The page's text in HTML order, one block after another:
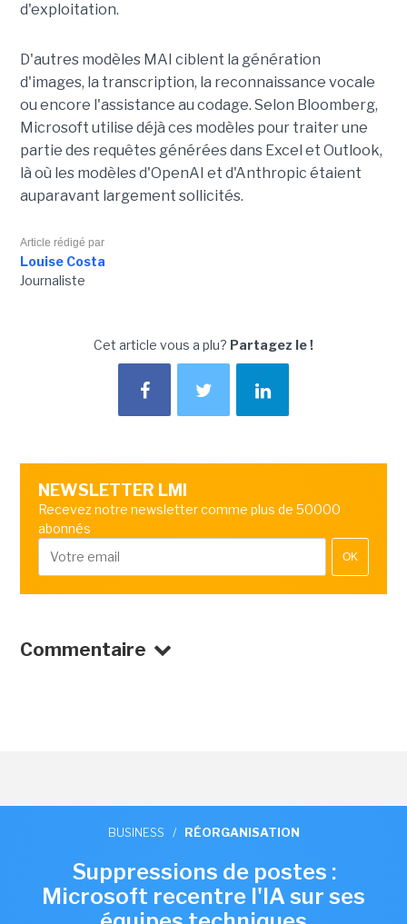
d'exploitation.
D'autres modèles MAI ciblent la génération
d'images, la transcription, la reconnaissance vocale
ou encore l'assistance au codage. Selon Bloomberg,
Microsoft utilise déjà ces modèles pour traiter une
partie des requêtes générées dans Excel et Outlook,
là où les modèles d'OpenAI et d'Anthropic étaient
auparavant largement sollicités.
Article rédigé par
Louise Costa
Journaliste
Cet article vous a plu? Partagez le !
NEWSLETTER LMI
Recevez notre newsletter comme plus de 50000
abonnés
OK
Commentaire
BUSINESS / RÉORGANISATION
Suppressions de postes :
Microsoft recentre l'IA sur ses